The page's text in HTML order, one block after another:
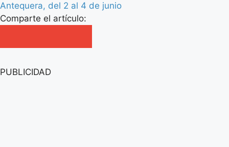
Antequera, del 2 al 4 de junio
Comparte el artículo:
PUBLICIDAD